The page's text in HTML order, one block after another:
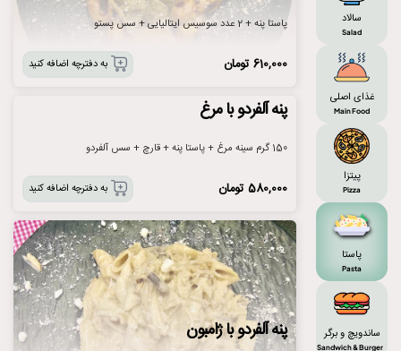
سالاد
Salad
غذای اصلی
Main Food
پیتزا
Pizza
پاستا
Pasta
ساندویچ و برگر
Sandwich & Burger
پاستا پنه + 2 عدد سوسیس ایتالیایی + سس پستو
610,000تومان به دفترچه اضافه کنید
پنه آلفردو با مرغ
150 گرم سینه مرغ + پاستا پنه + قارچ + سس آلفردو
580,000تومان به دفترچه اضافه کنید
پنه آلفردو با ژامبون